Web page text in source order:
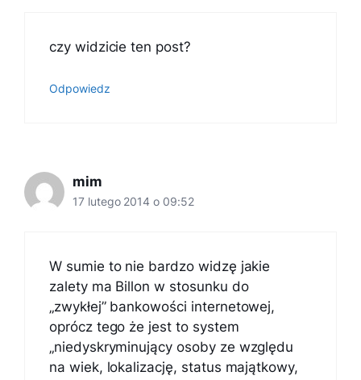
czy widzicie ten post?
Odpowiedz
mim
17 lutego 2014 o 09:52
W sumie to nie bardzo widzę jakie
zalety ma Billon w stosunku do
„zwykłej” bankowości internetowej,
oprócz tego że jest to system
„niedyskryminujący osoby ze względu
na wiek, lokalizację, status majątkowy,